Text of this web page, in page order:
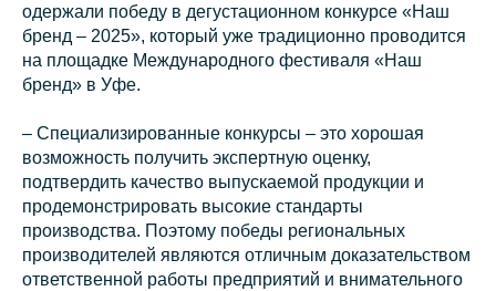
одержали победу в дегустационном конкурсе «Наш
бренд – 2025», который уже традиционно проводится
на площадке Международного фестиваля «Наш
бренд» в Уфе.
– Специализированные конкурсы – это хорошая
возможность получить экспертную оценку,
подтвердить качество выпускаемой продукции и
продемонстрировать высокие стандарты
производства. Поэтому победы региональных
производителей являются отличным доказательством
ответственной работы предприятий и внимательного